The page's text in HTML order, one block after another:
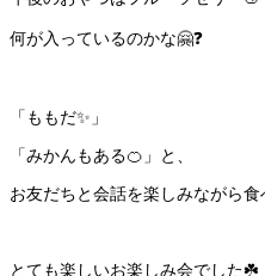
何が入っているのかな🤗❓
「ももだ✨」
「みかんもある🍊」と、
お友だちと会話を楽しみながら
とても楽しいお楽しみ会でした☘️